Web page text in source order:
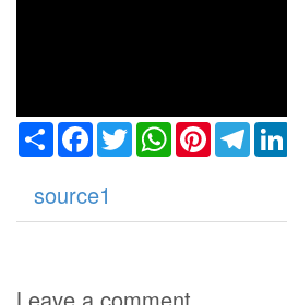
ShareFacebook
TwitterWhatsApp
source1